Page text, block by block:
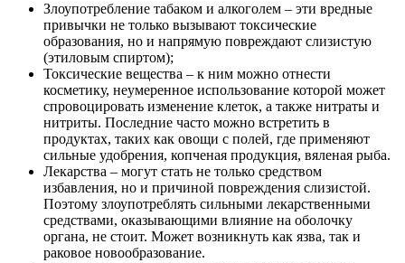
Злоупотребление табаком и алкоголем – эти вредные
привычки не только вызывают токсические
образования, но и напрямую повреждают слизистую
(этиловым спиртом);
Токсические вещества – к ним можно отнести
косметику, неумеренное использование которой может
спровоцировать изменение клеток, а также нитраты и
нитриты. Последние часто можно встретить в
продуктах, таких как овощи с полей, где применяют
сильные удобрения, копченая продукция, вяленая рыба.
Лекарства – могут стать не только средством
избавления, но и причиной повреждения слизистой.
Поэтому злоупотреблять сильными лекарственными
средствами, оказывающими влияние на оболочку
органа, не стоит. Может возникнуть как язва, так и
раковое новообразование.